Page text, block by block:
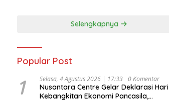
Selengkapnya
Popular Post
1 Selasa, 4 Agustus 2026 | 17:33 0 Komentar
Nusantara Centre Gelar Deklarasi Hari
Kebangkitan Ekonomi Pancasila,